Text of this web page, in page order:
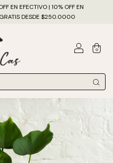
EN EFECTIVO | 10% OFF EN
DESDE $250.0000
0